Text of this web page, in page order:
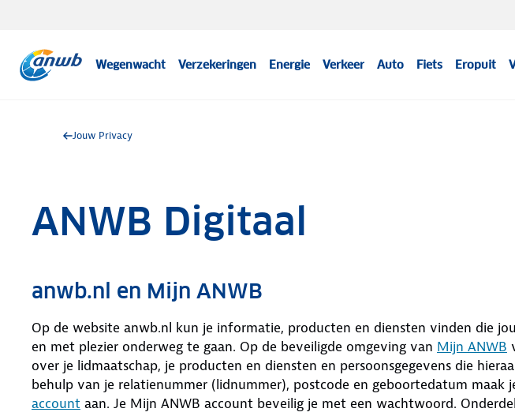
Wegenwacht Verzekeringen Energie Verkeer Auto Fiets Eropuit
Jouw Privacy
ANWB Digitaal
anwb.nl en Mijn ANWB
Op de website anwb.nl kun je informatie, producten en diensten vinden die
en met plezier onderweg te gaan. Op de beveiligde omgeving van Mijn ANWB
over je lidmaatschap, je producten en diensten en persoonsgegevens die
behulp van je relatienummer (lidnummer), postcode en geboortedatum maak
account aan. Je Mijn ANWB account beveilig je met een wachtwoord.